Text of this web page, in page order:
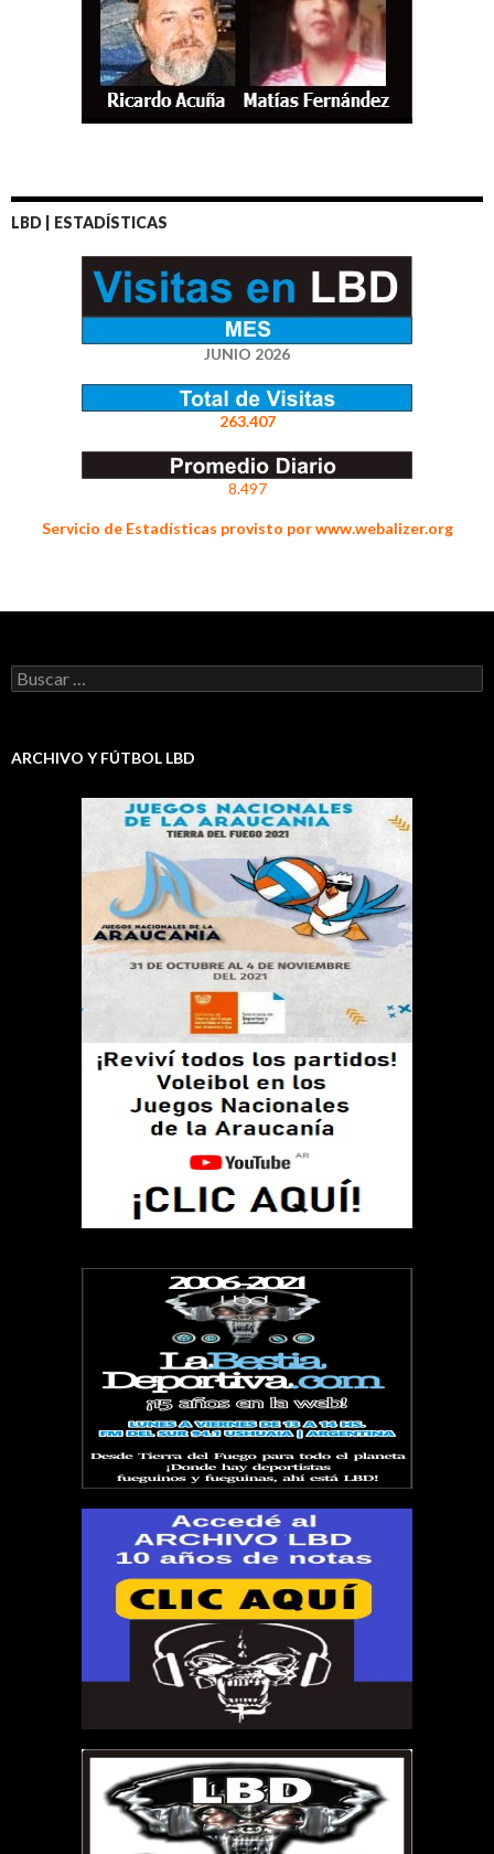
LBD | ESTADÍSTICAS
JUNIO 2026
263.407
8.497
Servicio de Estadísticas provisto por www.webalizer.org
Buscar:
ARCHIVO Y FÚTBOL LBD